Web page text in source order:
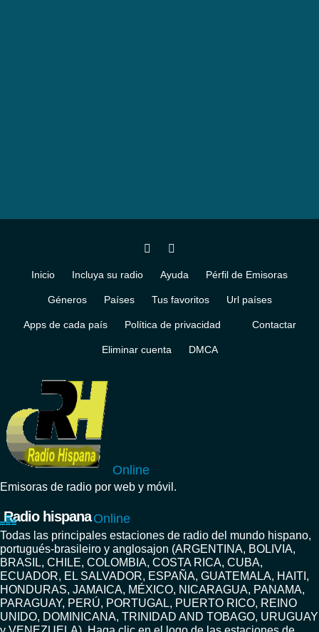
Inicio Incluya su radio Ayuda Pérfil de Emisoras
Géneros Países Tus favoritos Url países
Apps de cada país Política de privacidad Contactar
Eliminar cuenta DMCA
Online
Emisoras de radio por web y móvil.
Radio hispana Online
Todas las principales estaciones de radio del mundo hispano,
portugués-brasileiro y anglosajon (ARGENTINA, BOLIVIA,
BRASIL, CHILE, COLOMBIA, COSTA RICA, CUBA,
ECUADOR, EL SALVADOR, ESPAÑA, GUATEMALA, HAITI,
HONDURAS, JAMAICA, MÉXICO, NICARAGUA, PANAMA,
PARAGUAY, PERÚ, PORTUGAL, PUERTO RICO, REINO
UNIDO, DOMINICANA, TRINIDAD AND TOBAGO, URUGUAY